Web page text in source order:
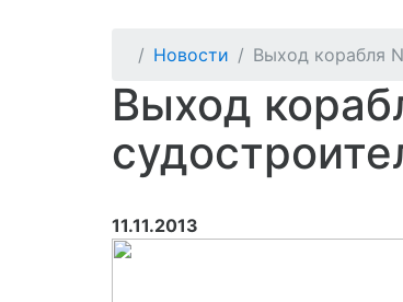
Новости Выход корабля
Выход
11.11.2013